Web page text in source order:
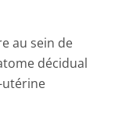
au sein de
décidual
utérine